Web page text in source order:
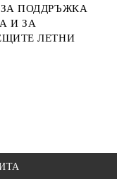
ПОДДРЪЖКА
И ЗА
ЛЕТНИ